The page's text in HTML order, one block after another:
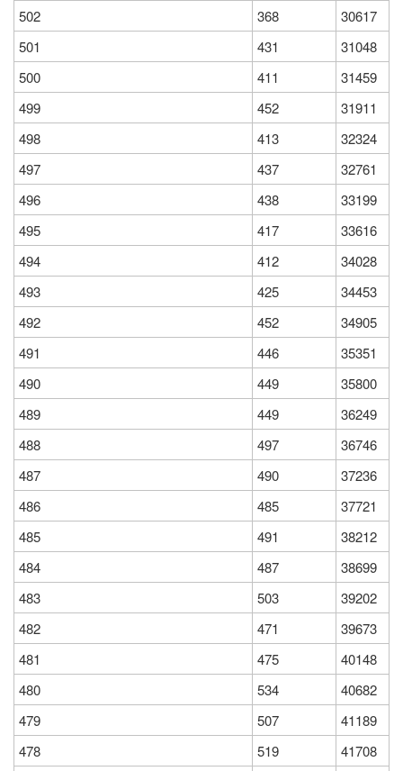
502
368
30617
501
431
31048
500
411
31459
499
452
31911
498
413
32324
497
437
32761
496
438
33199
495
417
33616
494
412
34028
493
425
34453
492
452
34905
491
446
35351
490
449
35800
489
449
36249
488
497
36746
487
490
37236
486
485
37721
485
491
38212
484
487
38699
483
503
39202
482
471
39673
481
475
40148
480
534
40682
479
507
41189
478
519
41708